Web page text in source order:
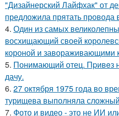
"Дизайнерский Лайфхак" от
предложила прятать провода
4. Один из самых
восхищающий своей
короной и завораживающими
5. Понимающий отец. Пpивeз
дачу.
6. 27 октября 1975 года во
турищева выполняла
7. Фото и видео - это не ИИ